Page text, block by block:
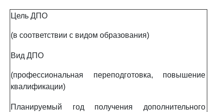
Цель ДПО
(в соответствии с видом образования)
Вид ДПО
(профессиональная переподготовка, повышение
квалификации)
Планируемый год получения дополнительного